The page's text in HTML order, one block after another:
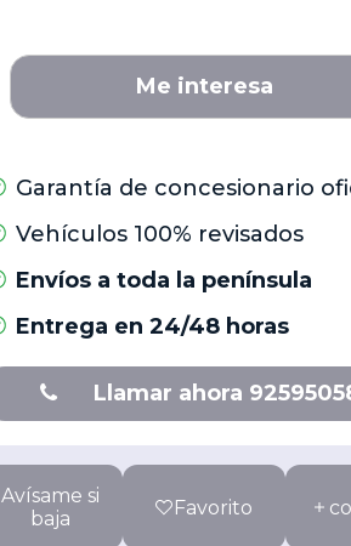
Me interesa
Garantía de concesionario
Vehículos 100% revisados
Envíos a toda la península
Entrega en 24/48 horas
Llamar ahora
Avísame si
baja
Favorito